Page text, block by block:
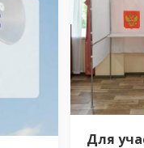
Для